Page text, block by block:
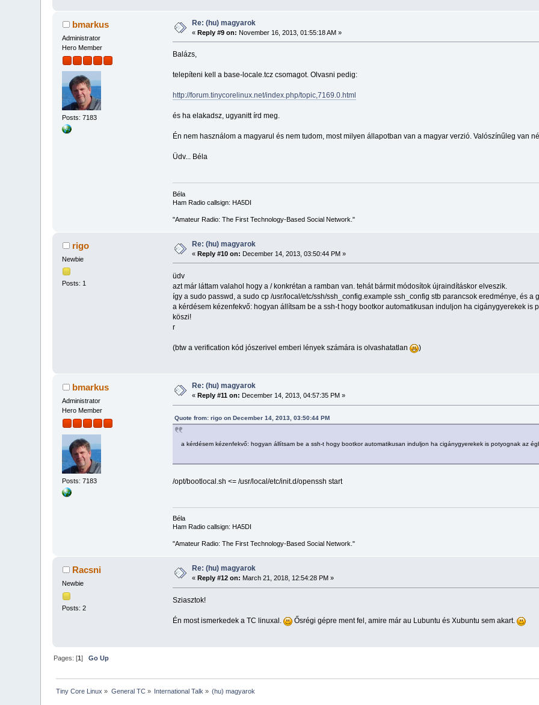
bmarkus
Administrator
Hero Member
Posts: 7183
Re: (hu) magyarok
«Reply #9 on: November 16, 2013, 01:55:18 AM »
Balázs,
telepíteni kell a base-locale.tcz csomagot. Olvasni pedig:
http://forum.tinycorelinux.net/index.php/topic,7169.0.html
és ha elakadsz, ugyanitt írd meg.
Én nem használom a magyarul és nem tudom, most milyen állapotban van a magyar verzió. Valószínűleg van
Üdv... Béla
Béla
Ham Radio callsign: HA5DI
"Amateur Radio: The First Technology-Based Social Network."
rigo
Newbie
Posts: 1
Re: (hu) magyarok
«Reply #10 on: December 14, 2013, 03:50:44 PM »
üdv
azt már láttam valahol hogy a / konkrétan a ramban van. tehát bármit módosítok újraindításkor elveszik.
így a sudo passwd, a sudo cp /usr/local/etc/ssh/ssh_config.example ssh_config stb parancsok eredménye, és a
a kérdésem kézenfekvő: hogyan állítsam be a ssh-t hogy bootkor automatikusan induljon ha cigánygyerekek is
köszi!
r
(btw a verification kód jószerivel emberi lények számára is olvashatatlan )
bmarkus
Administrator
Hero Member
Posts: 7183
Re: (hu) magyarok
«Reply #11 on: December 14, 2013, 04:57:35 PM »
Quote from: rigo on December 14, 2013, 03:50:44 PM
a kérdésem kézenfekvő: hogyan állítsam be a ssh-t hogy bootkor automatikusan induljon ha cigánygyerekek is potyognak az
/opt/bootlocal.sh <= /usr/local/etc/init.d/openssh start
Béla
Ham Radio callsign: HA5DI
"Amateur Radio: The First Technology-Based Social Network."
Racsni
Newbie
Posts: 2
Re: (hu) magyarok
« Reply #12 on: March 21, 2018, 12:54:28 PM »
Sziasztok!
Én most ismerkedek a TC linuxal. Ősrégi gépre ment fel, amire már au Lubuntu és Xubuntu sem akart.
Pages: [1]Go Up
Tiny Core Linux » General TC» International Talk » (hu) magyarok